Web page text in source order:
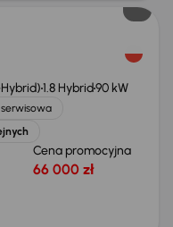
1.8 Hybrid90 kW
Cena promocyjna
66 000 zł